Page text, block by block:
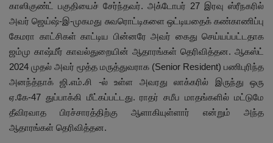
காஸிகுண்ட் பகுதியைச் சேர்ந்தவர். அக்டோபர் 27 இரவு ஸ்ரீநகரில்
அவர் ஜெய்ஷ்-இ-முகமது சுவரொட்டிகளை ஒட்டியதைக் கண்காணிப்பு
கேமரா காட்சிகள் காட்டிய பின்னரே அவர் கைது செய்யப்பட்டதாக
ஜம்மு காஷ்மீர் காவல்துறையின் ஆதாரங்கள் தெரிவித்தன. ஆகஸ்ட்
2024 முதல் அவர் மூத்த மருத்துவராக (Senior Resident) பணிபுரிந்த
அனந்த்நாக் ஜி.எம்.சி -ல் உள்ள அவரது லாக்கரில் இருந்து ஒரு
ஏ.கே-47 துப்பாக்கி மீட்கப்பட்டது. ராதர் சமீப மாதங்களில் மட்டுமே
தீவிரவாத பிரச்சாரத்திற்கு ஆளாகியுள்ளார் என்றும் அந்த
ஆதாரங்கள் தெரிவித்தன.